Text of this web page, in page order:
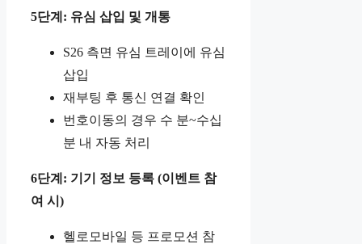
5단계: 유심 삽입 및 개통
S26 측면 유심 트레이에 유심
삽입
재부팅 후 통신 연결 확인
번호이동의 경우 수 분~수십
분 내 자동 처리
6단계: 기기 정보 등록 (이벤트 참
여 시)
헬로모바일 등 프로모션 참